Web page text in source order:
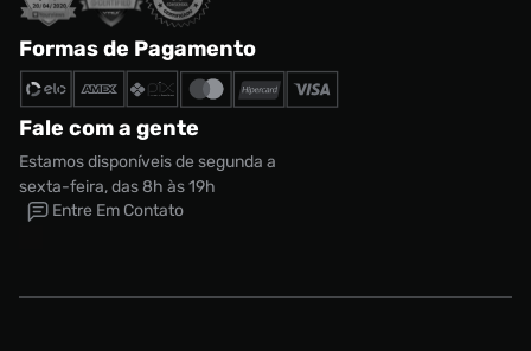
Formas de Pagamento
Fale com a gente
Estamos disponíveis de segunda a
sexta-feira, das 8h às 19h
Entre Em Contato